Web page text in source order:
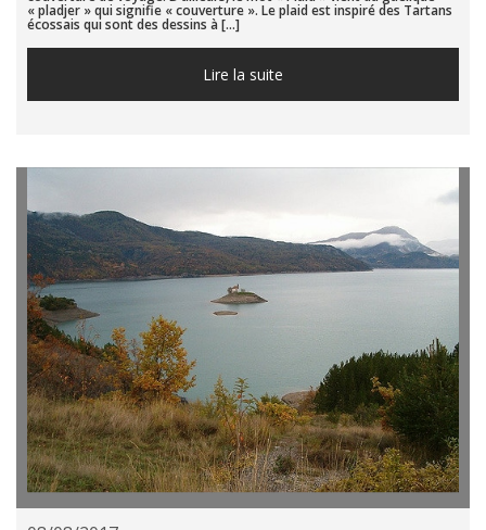
« pladjer » qui signifie « couverture ». Le plaid est inspiré des Tartans
écossais qui sont des dessins à […]
Lire la suite
Lire la suite...